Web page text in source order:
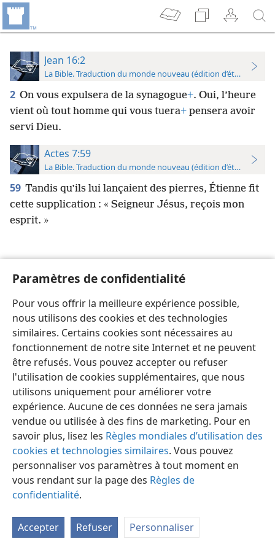
Paramètres de confidentialité
Pour vous offrir la meilleure expérience possible,
nous utilisons des cookies et des technologies
similaires. Certains cookies sont nécessaires au
fonctionnement de notre site Internet et ne peuvent
être refusés. Vous pouvez accepter ou refuser
l'utilisation de cookies supplémentaires, que nous
utilisons uniquement pour améliorer votre
expérience. Aucune de ces données ne sera jamais
vendue ou utilisée à des fins de marketing. Pour en
savoir plus, lisez les Règles mondiales d’utilisation des
cookies et technologies similaires. Vous pouvez
personnaliser vos paramètres à tout moment en
vous rendant sur la page des Règles de
confidentialité.
Accepter Refuser Personnaliser
Jean 16:2
La Bible. Traduction du monde nouveau (édition d’étude)
2 On vous expulsera de la synagogue+. Oui, l’heure
vient où tout homme qui vous tuera+ pensera avoir
servi Dieu.
Actes 7:59
La Bible. Traduction du monde nouveau (édition d’étude)
59 Tandis qu’ils lui lançaient des pierres, Étienne fit
cette supplication : « Seigneur Jésus, reçois mon
esprit. »
Préférences
Copyright© 2026 Watch Tower Bible and Tract Society of Pennsylvania
Conditions d’utilisation
Règles de confidentialité
Paramètres de confidentialité
JW.ORG Se connecter